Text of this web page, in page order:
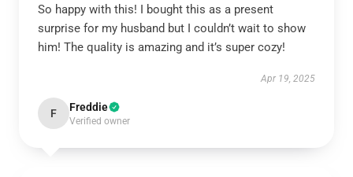
So happy with this! I bought this as a present
surprise for my husband but I couldn’t wait to show
him! The quality is amazing and it’s super cozy!
Apr 19, 2025
F Freddie
Verified owner